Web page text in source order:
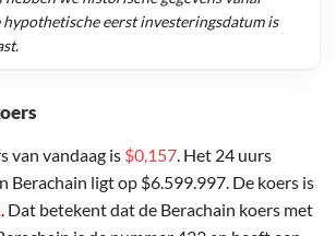
van vandaag is $0,157. Het 24 uurs
Berachain ligt op $6.599.997. De koers is
. Dat betekent dat de Berachain koers met
hypothetische eerst investeringsdatum is